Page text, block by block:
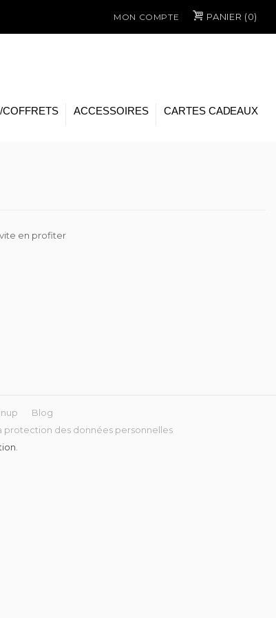
PANIER (0)
MON COMPTE
COFFRETS ACCESSOIRES CARTES CADEAUX
vite en profiter
Blog
protection des données personnelles